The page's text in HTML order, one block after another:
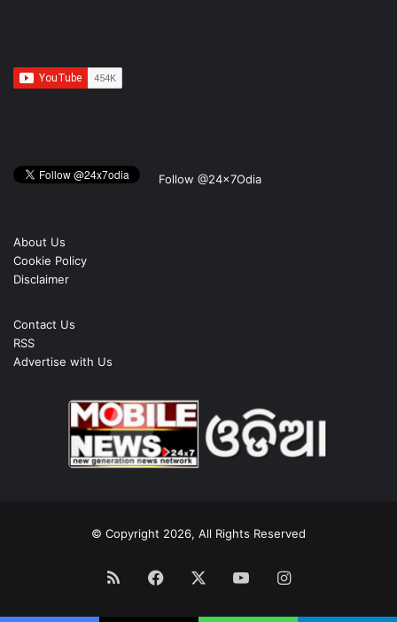
Follow @24x7Odia
About Us
Cookie Policy
Disclaimer
Contact Us
RSS
Advertise with Us
© Copyright 2026, All Rights Reserved
RSS Facebook YouTubeInstagram